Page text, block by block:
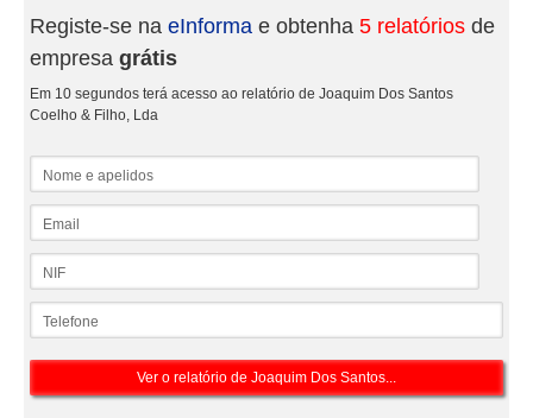
Registe-se na eInforma e obtenha 5 relatórios de
empresa grátis
Em 10 segundos terá acesso ao relatório de Joaquim Dos Santos
Coelho & Filho, Lda